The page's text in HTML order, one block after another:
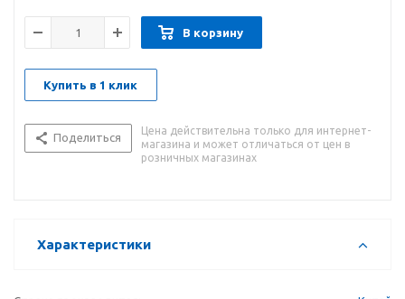
В корзину
Купить в 1 клик
Поделиться
Цена действительна только для интернет-
магазина и может отличаться от цен в
розничных магазинах
Характеристики